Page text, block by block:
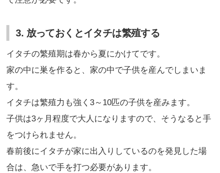
3. 放っておくとイタチは繁殖する
イタチの繁殖期は春から夏にかけてです。
家の中に巣を作ると、家の中で子供を産んでしまいま
す。
イタチは繁殖力も強く3～10匹の子供を産みます。
子供は3ヶ月程度で大人になりますので、そうなると手
をつけられません。
春前後にイタチが家に出入りしているのを発見した場
合は、急いで手を打つ必要があります。